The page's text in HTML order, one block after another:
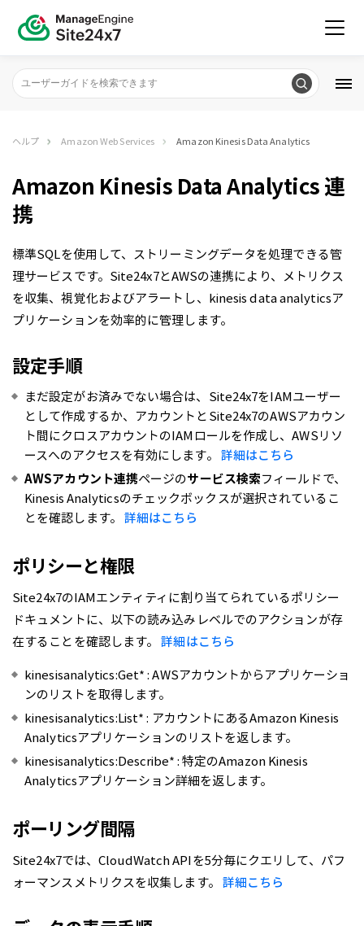
ヘルプ Amazon Web Services Amazon Kinesis Data Analytics
Amazon Kinesis Data Analytics 連
携
標準SQLを使用して、ストリーミングデータを処理できる管
理サービスです。Site24x7とAWSの連携により、メトリクス
を収集、視覚化およびアラートし、kinesis data analyticsア
プリケーションを効率的に管理します。
設定手順
まだ設定がお済みでない場合は、Site24x7をIAMユーザー
として作成するか、アカウントとSite24x7のAWSアカウン
ト間にクロスアカウントのIAMロールを作成し、AWSリソ
ースへのアクセスを有効にします。 詳細はこちら
AWSアカウント連携ページのサービス検索フィールドで、
Kinesis Analyticsのチェックボックスが選択されているこ
とを確認します。 詳細はこちら
ポリシーと権限
Site24x7のIAMエンティティに割り当てられているポリシー
ドキュメントに、以下の読み込みレベルでのアクションが存
在することを確認します。詳細はこちら
kinesisanalytics:Get* : AWSアカウントからアプリケーショ
ンのリストを取得します。
kinesisanalytics:List* : アカウントにあるAmazon Kinesis
Analyticsアプリケーションのリストを返します。
kinesisanalytics:Describe* : 特定のAmazon Kinesis
Analyticsアプリケーション詳細を返します。
ポーリング間隔
Site24x7では、CloudWatch APIを5分毎にクエリして、パフ
ォーマンスメトリクスを収集します。 詳細こちら